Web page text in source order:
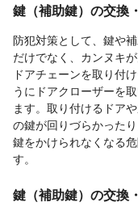
鍵（補助鍵）の交換
防犯対策として、鍵や
だけでなく、カンヌキ
ドアチェーンを取り付
うにドアクローザーを
ます。取り付けるドア
の鍵が回りづらかった
鍵をかけられなくなる
す。
鍵（補助鍵）の交換